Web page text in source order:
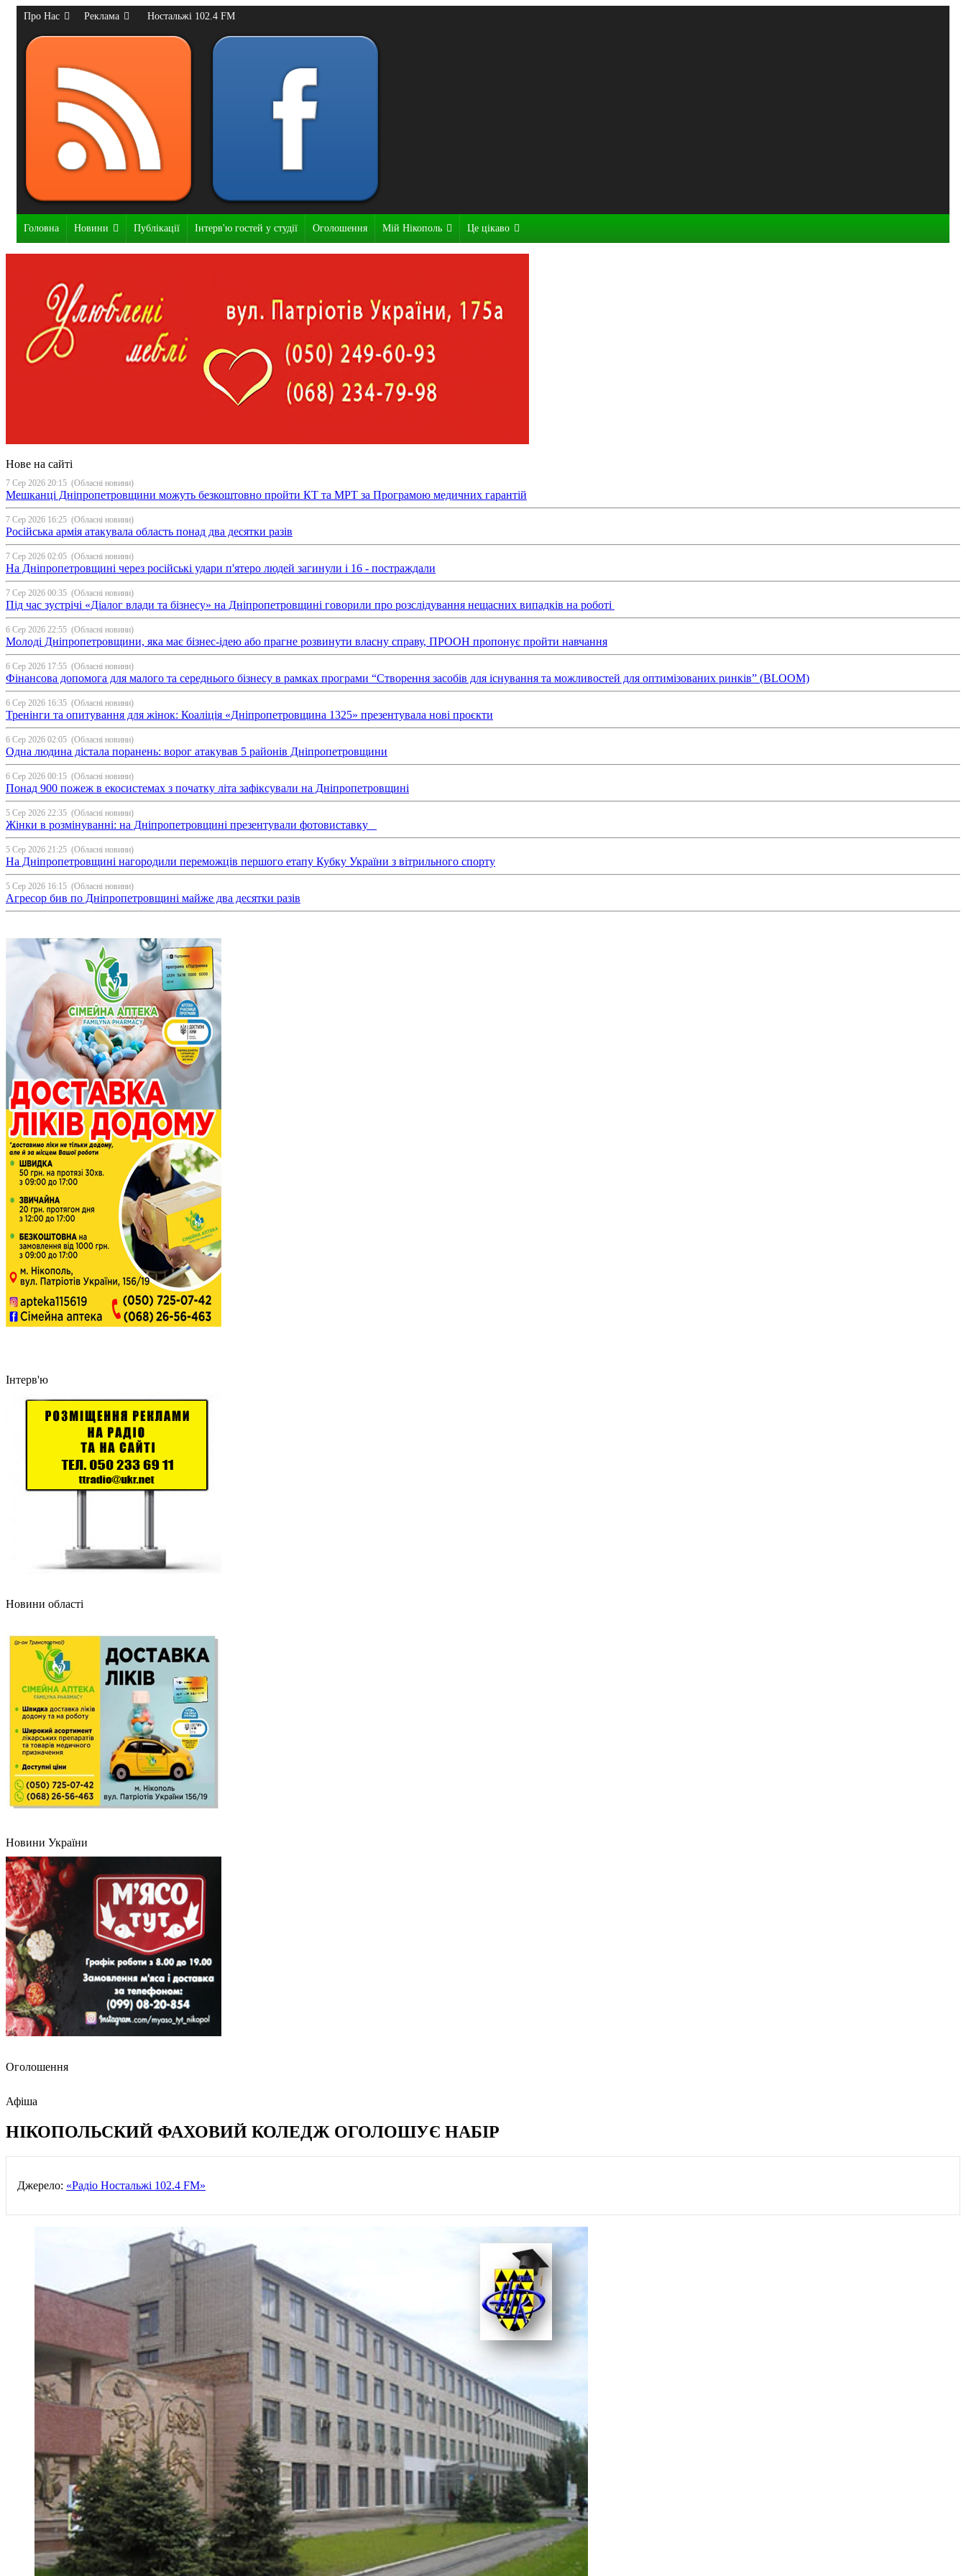
Про Нас Реклама Ностальжі 102.4 FM
Головна Новини Публікації Інтерв'ю гостей у студії Оголошення Мій Нікополь Це цікаво
Нове на сайті
7 Сер 2026 20:15 (Обласні новини)
Мешканці Дніпропетровщини можуть безкоштовно пройти КТ та МРТ за Програмою медичних гарантій
7 Сер 2026 16:25 (Обласні новини)
Російська армія атакувала область понад два десятки разів
7 Сер 2026 02:05 (Обласні новини)
На Дніпропетровщині через російські удари п'ятеро людей загинули і 16 - постраждали
7 Сер 2026 00:35 (Обласні новини)
Під час зустрічі «Діалог влади та бізнесу» на Дніпропетровщині говорили про розслідування нещасних випадків на роботі
6 Сер 2026 22:55 (Обласні новини)
Молоді Дніпропетровщини, яка має бізнес-ідею або прагне розвинути власну справу, ПРООН пропонує пройти навчання
6 Сер 2026 17:55 (Обласні новини)
Фінансова допомога для малого та середнього бізнесу в рамках програми “Створення засобів для існування та можливостей для оптимізованих ринків” (BLOOM)
6 Сер 2026 16:35 (Обласні новини)
Тренінги та опитування для жінок: Коаліція «Дніпропетровщина 1325» презентувала нові проєкти
6 Сер 2026 02:05 (Обласні новини)
Одна людина дістала поранень: ворог атакував 5 районів Дніпропетровщини
6 Сер 2026 00:15 (Обласні новини)
Понад 900 пожеж в екосистемах з початку літа зафіксували на Дніпропетровщині
5 Сер 2026 22:35 (Обласні новини)
Жінки в розмінуванні: на Дніпропетровщині презентували фотовиставку
5 Сер 2026 21:25 (Обласні новини)
На Дніпропетровщині нагородили переможців першого етапу Кубку України з вітрильного спорту
5 Сер 2026 16:15 (Обласні новини)
Агресор бив по Дніпропетровщині майже два десятки разів
Інтерв'ю
Новини області
Новини України
Оголошення
Афіша
НІКОПОЛЬСКИЙ ФАХОВИЙ КОЛЕДЖ ОГОЛОШУЄ НАБІР
Джерело: «Радіо Ностальжі 102.4 FM»